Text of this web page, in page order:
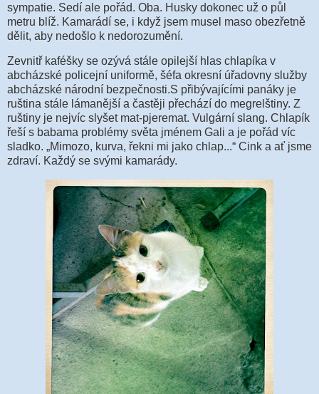
sympatie. Sedí ale pořád. Oba. Husky dokonec už o půl
metru blíž. Kamarádí se, i když jsem musel maso obezřetně
dělit, aby nedošlo k nedorozumění.
Zevnitř kaféšky se ozývá stále opilejší hlas chlapíka v
abcházské policejní uniformě, šéfa okresní úřadovny služby
abcházské národní bezpečnosti.S přibývajícími panáky je
ruština stále lámanější a častěji přechází do megrelštiny. Z
ruštiny je nejvíc slyšet mat-pjeremat. Vulgární slang. Chlapík
řeší s babama problémy světa jménem Gali a je pořád víc
sladko. „Mimozo, kurva, řekni mi jako chlap...“ Cink a ať jsme
zdraví. Každý se svými kamarády.